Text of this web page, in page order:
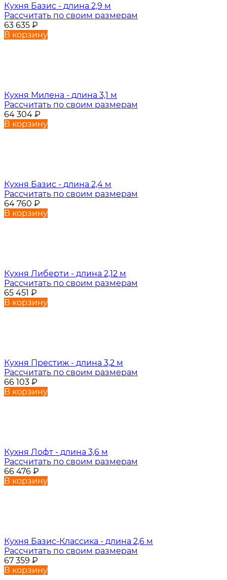
Кухня Базис - длина 2,9 м
Рассчитать по своим размерам
63 635 ₽
В корзину
Кухня Милена - длина 3,1 м
Рассчитать по своим размерам
64 304 ₽
В корзину
Кухня Базис - длина 2,4 м
Рассчитать по своим размерам
64 760 ₽
В корзину
Кухня Либерти - длина 2,12 м
Рассчитать по своим размерам
65 451 ₽
В корзину
Кухня Престиж - длина 3,2 м
Рассчитать по своим размерам
66 103 ₽
В корзину
Кухня Лофт - длина 3,6 м
Рассчитать по своим размерам
66 476 ₽
В корзину
Кухня Базис-Классика - длина 2,6 м
Рассчитать по своим размерам
67 359 ₽
В корзину